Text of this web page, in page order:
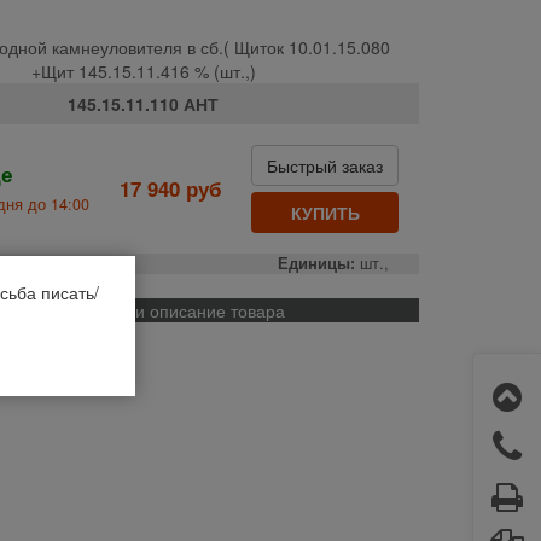
камнеуловителя в сб.( Щиток 10.01.15.080
+Щит 145.15.11.416 % (шт.,)
145.15.11.110 АНТ
до 14:00
17 940 руб
Быстрый заказ
КУПИТЬ
РФ Единицы: шт.,
Применяемость и описание товара
писать/